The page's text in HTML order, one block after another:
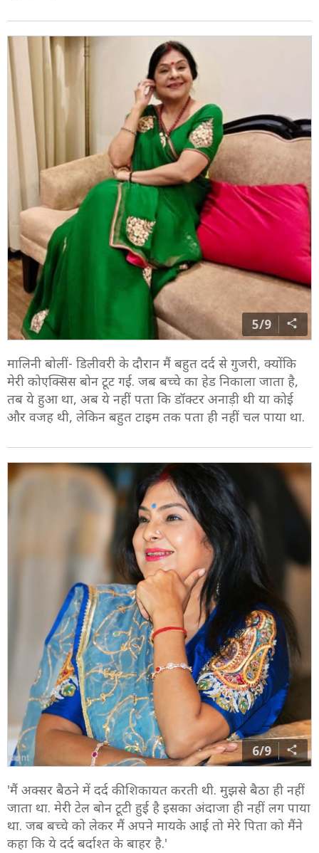
5/9
मालिनी बोलीं- डिलीवरी के दौरान मैं बहुत दर्द से गुजरी, क्योंकि
मेरी कोएक्सिस बोन टूट गई. जब बच्चे का हेड निकाला जाता है,
तब ये हुआ था, अब ये नहीं पता कि डॉक्टर अनाड़ी थी या कोई
और वजह थी, लेकिन बहुत टाइम तक पता ही नहीं चल पाया था.
6/9
'मैं अक्सर बैठने में दर्द की शिकायत करती थी. मुझसे बैठा ही नहीं
जाता था. मेरी टेल बोन टूटी हुई है इसका अंदाजा ही नहीं लग पाया
था. जब बच्चे को लेकर मैं अपने मायके आई तो मेरे पिता को मैंने
कहा कि ये दर्द बर्दाश्त के बाहर है.'